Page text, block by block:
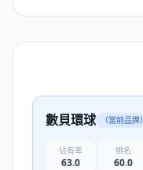
數貝環球 （當前品牌）
佔有率
63.0
排名
60.0